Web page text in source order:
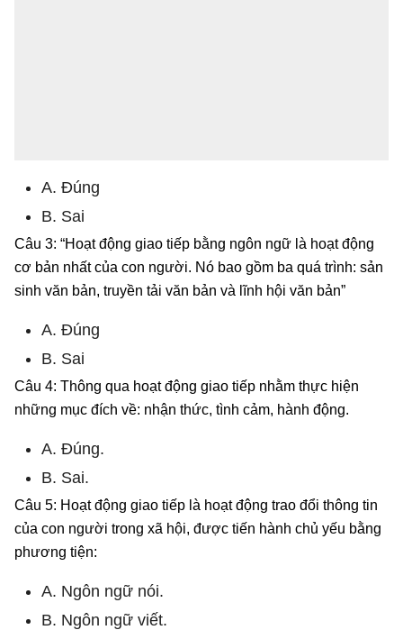
A. Đúng
B. Sai
Câu 3: “Hoạt động giao tiếp bằng ngôn ngữ là hoạt động
cơ bản nhất của con người. Nó bao gồm ba quá trình: sản
sinh văn bản, truyền tải văn bản và lĩnh hội văn bản”
A. Đúng
B. Sai
Câu 4: Thông qua hoạt động giao tiếp nhằm thực hiện
những mục đích về: nhận thức, tình cảm, hành động.
A. Đúng.
B. Sai.
Câu 5: Hoạt động giao tiếp là hoạt động trao đổi thông tin
của con người trong xã hội, được tiến hành chủ yếu bằng
phương tiện:
A. Ngôn ngữ nói.
B. Ngôn ngữ viết.